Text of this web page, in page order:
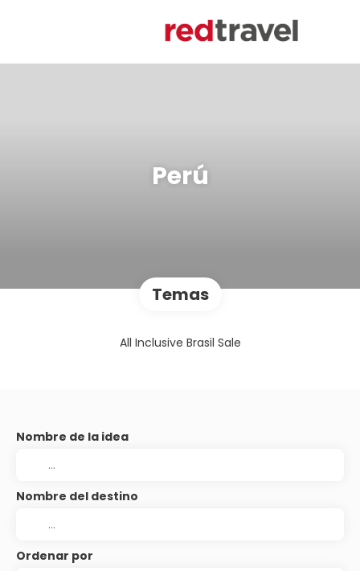
Perú
Temas
All Inclusive Brasil Sale
Nombre de la idea
Nombre del destino
Ordenar por